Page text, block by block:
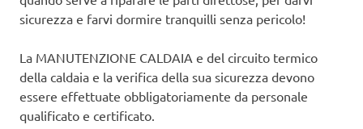
sicurezza e farvi dormire tranquilli senza pericolo!
La MANUTENZIONE CALDAIA e del circuito termico
della caldaia e la verifica della sua sicurezza devono
essere effettuate obbligatoriamente da personale
qualificato e certificato.